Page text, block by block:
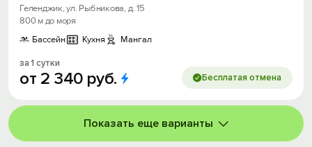
Геленджик, ул. Рыбникова, д. 15
800 м до моря
Бассейн
Кухня Мангал
за 1 сутки
от 2 340 руб. Бесплатая отмена
Показать еще варианты